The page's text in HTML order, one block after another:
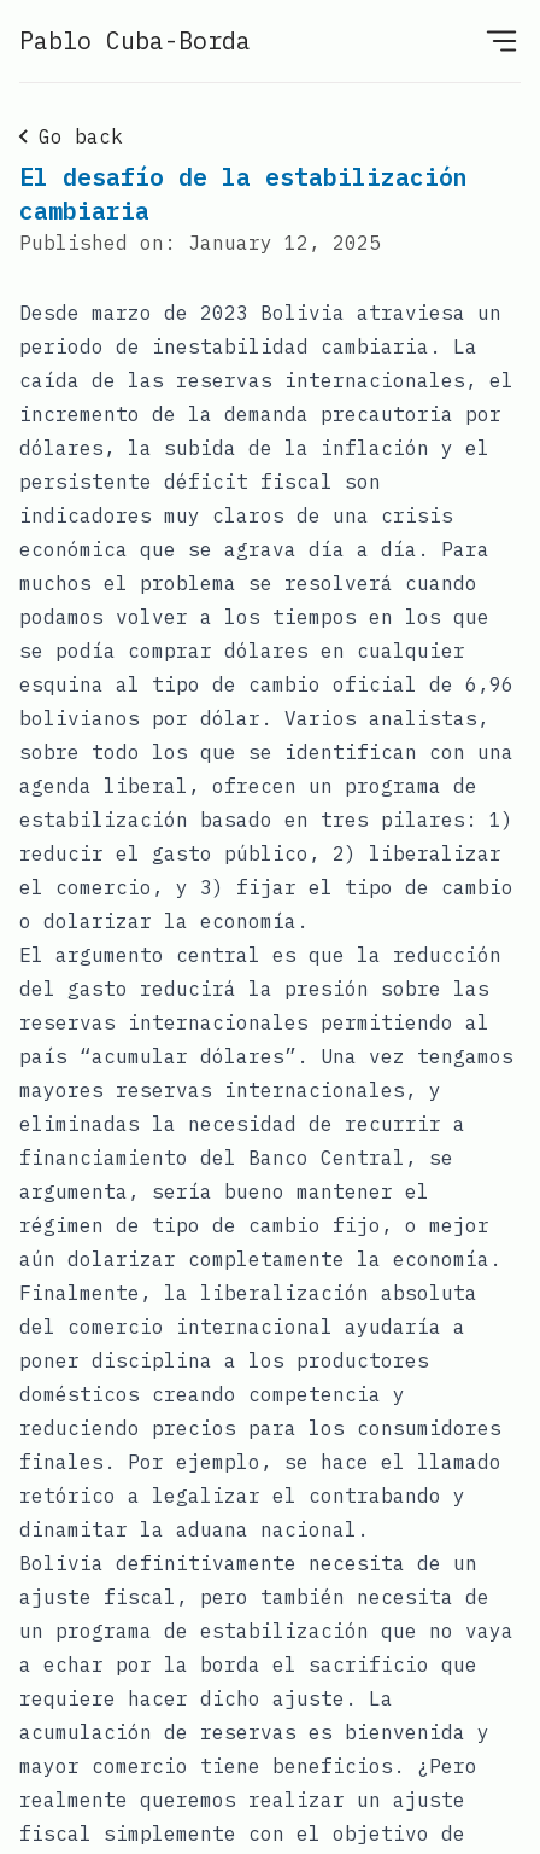
Pablo Cuba-Borda
Go back
El desafío de la estabilización
cambiaria
Published on: January 12, 2025
Desde marzo de 2023 Bolivia atraviesa un
periodo de inestabilidad cambiaria. La
caída de las reservas internacionales, el
incremento de la demanda precautoria por
dólares, la subida de la inflación y el
persistente déficit fiscal son
indicadores muy claros de una crisis
económica que se agrava día a día. Para
muchos el problema se resolverá cuando
podamos volver a los tiempos en los que
se podía comprar dólares en cualquier
esquina al tipo de cambio oficial de 6,96
bolivianos por dólar. Varios analistas,
sobre todo los que se identifican con una
agenda liberal, ofrecen un programa de
estabilización basado en tres pilares: 1)
reducir el gasto público, 2) liberalizar
el comercio, y 3) fijar el tipo de cambio
o dolarizar la economía.
El argumento central es que la reducción
del gasto reducirá la presión sobre las
reservas internacionales permitiendo al
país “acumular dólares”. Una vez tengamos
mayores reservas internacionales, y
eliminadas la necesidad de recurrir a
financiamiento del Banco Central, se
argumenta, sería bueno mantener el
régimen de tipo de cambio fijo, o mejor
aún dolarizar completamente la economía.
Finalmente, la liberalización absoluta
del comercio internacional ayudaría a
poner disciplina a los productores
domésticos creando competencia y
reduciendo precios para los consumidores
finales. Por ejemplo, se hace el llamado
retórico a legalizar el contrabando y
dinamitar la aduana nacional.
Bolivia definitivamente necesita de un
ajuste fiscal, pero también necesita de
un programa de estabilización que no vaya
a echar por la borda el sacrificio que
requiere hacer dicho ajuste. La
acumulación de reservas es bienvenida y
mayor comercio tiene beneficios. ¿Pero
realmente queremos realizar un ajuste
fiscal simplemente con el objetivo de